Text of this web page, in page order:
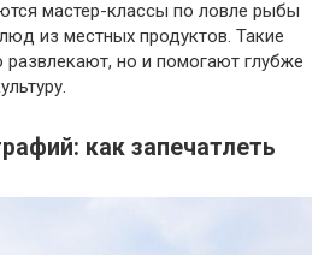
мастер-классы по ловле рыбы
из местных продуктов. Такие
развлекают, но и помогают глубже
как запечатлеть